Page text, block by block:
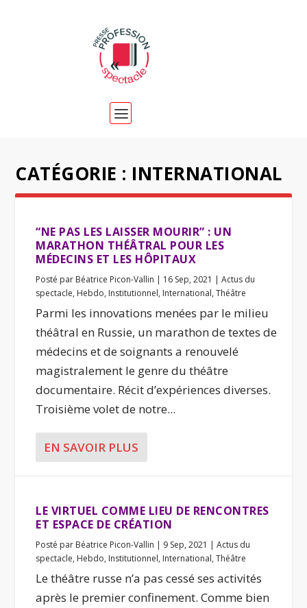
CATÉGORIE : INTERNATIONAL
“NE PAS LES LAISSER MOURIR” : UN
MARATHON THÉÂTRAL POUR LES
MÉDECINS ET LES HÔPITAUX
Posté par Béatrice Picon-Vallin | 16 Sep, 2021 |Actus du
spectacle, Hebdo, Institutionnel, International,Théâtre
Parmi les innovations menées par le milieu
théâtral en Russie, un marathon de textes de
médecins et de soignants a renouvelé
magistralement le genre du théâtre
documentaire. Récit d’expériences diverses.
Troisième volet de notre...
EN SAVOIR PLUS
LE VIRTUEL COMME LIEU DE RENCONTRES
ET ESPACE DE CRÉATION
Posté par Béatrice Picon-Vallin | 9 Sep, 2021 |Actus du
spectacle, Hebdo, Institutionnel, International,Théâtre
Le théâtre russe n’a pas cessé ses activités
après le premier confinement. Comme bien